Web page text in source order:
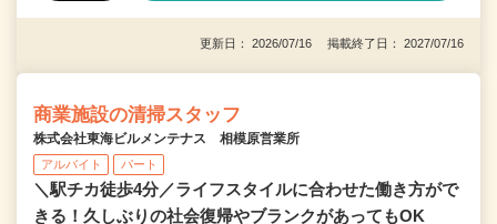
更新日： 2026/07/16 掲載終了日： 2027/07/16
商業施設の清掃スタッフ
株式会社東海ビルメンテナス 相模原営業所
アルバイト パート
＼駅チカ徒歩4分／ライフスタイルに合わせた働き方がで
きる！久しぶりの社会復帰やブランクがあってもOK